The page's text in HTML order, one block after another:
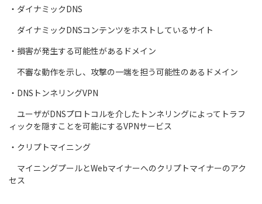
・ダイナミックDNS
ダイナミックDNSコンテンツをホストしているサイト
・損害が発生する可能性があるドメイン
不審な動作を示し、攻撃の一端を担う可能性のあるドメイン
・DNSトンネリングVPN
ユーザがDNSプロトコルを介したトンネリングによってトラフ
ィックを隠すことを可能にするVPNサービス
・クリプトマイニング
マイニングプールとWebマイナーへのクリプトマイナーのアク
セス